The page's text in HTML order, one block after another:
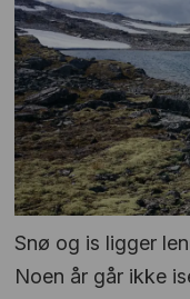
Snø og is ligger
Noen år går ikke